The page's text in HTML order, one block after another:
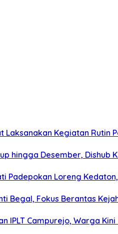
Laksanakan Kegiatan Rutin
hingga Desember, Dishub
Padepokan Loreng
Begal, Fokus Berantas
IPLT Campurejo, Warga